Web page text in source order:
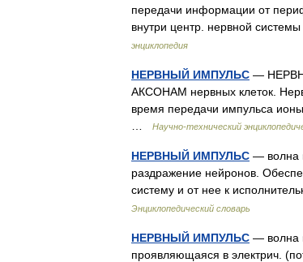
передачи информации от
внутри центр. нервной
энциклопедия
НЕРВНЫЙ ИМПУЛЬС —
АКСОНАМ нервных клеток.
время передачи импульса
Научно-технический
НЕРВНЫЙ ИМПУЛЬС — волна
раздражение нейронов.
систему и от нее к
Энциклопедический словарь
НЕРВНЫЙ ИМПУЛЬС — волна
проявляющаяся в электрич.